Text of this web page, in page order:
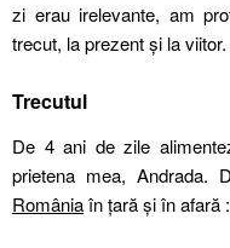
zi erau irelevante, am
trecut, la prezent și la viitor.
Trecutul
De 4 ani de zile
prietena mea, Andrada.
Româniaîn țară și în afară :